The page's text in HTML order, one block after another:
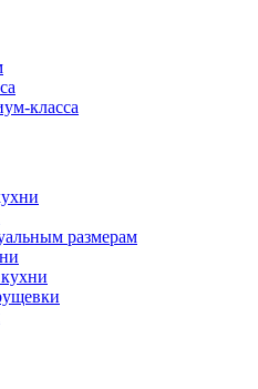
класса
размерам